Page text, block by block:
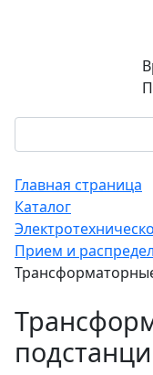
Главная страница
Каталог
Прием и